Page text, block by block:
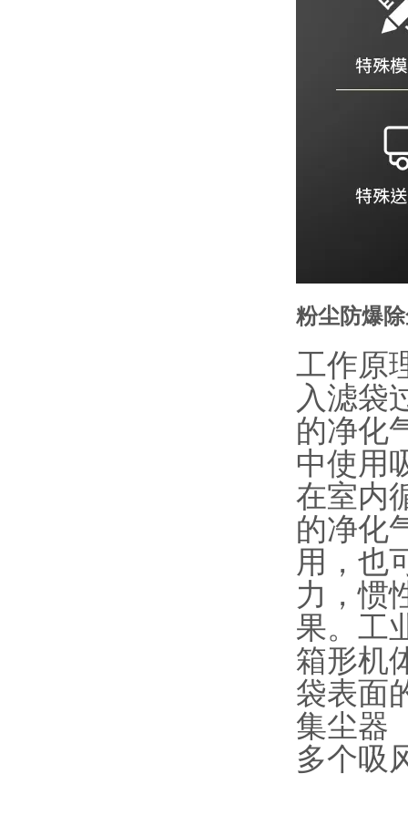
粉尘防爆
工作原
入滤袋
的净化
中使用
在室内
的净化
用，也
力，惯
果。工
箱形机
袋表面
集尘器
多个吸